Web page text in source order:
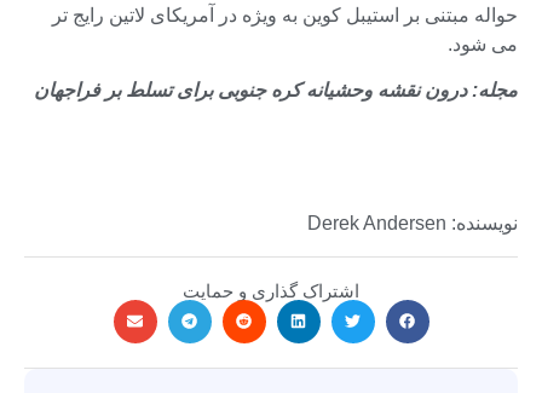
حواله مبتنی بر استیبل کوین به ویژه در آمریکای لاتین رایج تر
می شود.
مجله: درون نقشه وحشیانه کره جنوبی برای تسلط بر فراجهان
نویسنده: Derek Andersen
اشتراک گذاری و حمایت